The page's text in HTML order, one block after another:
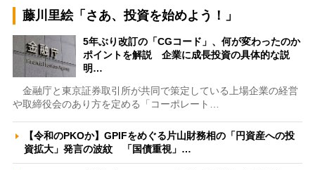
藤川里絵「さあ、投資を始めよう！」
5年ぶり改訂の「CGコード」、何が変わったのか
ポイントを解説 企業に成長投資の具体的な説
明…
金融庁と東京証券取引所が共同で策定している上場企業の経営
や取締役会のあり方を定める「コーポレート…
【令和のPKOか】GPIFをめぐる片山財務相の「円資産への投
資拡大」発言の波紋 「国債重視」…